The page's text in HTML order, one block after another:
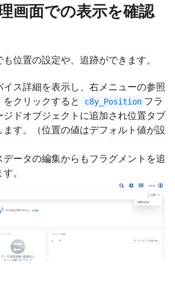
画面での表示を確認
位置の設定や、追跡ができます。
ス詳細を表示し、右メニューの参照
クリックすると
c8y_Position フラ
ジドオブジェクトに追加され位置タブ
ます。（位置の値はデフォルト値が設
ータの編集からもフラグメントを追
。